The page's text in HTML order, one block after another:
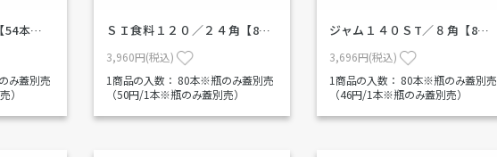
54本…
み蓋別売
）
ＳＩ食料１２０／２４角【8…
3,960円(税込)
1商品の入数： 80本※瓶のみ蓋別売
（50円/1本※瓶のみ蓋別売）
ジャム１４０ＳT／８角【8…
3,696円(税込)
1商品の入数： 80本※瓶のみ蓋別売
（46円/1本※瓶のみ蓋別売）